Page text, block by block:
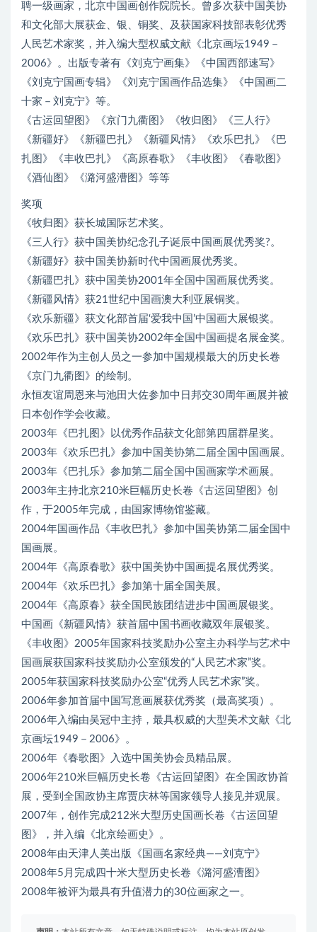
聘一级画家，北京中国画创作院院长。曾多次获中国美协
和文化部大展获金、银、铜奖、及获国家科技部表彰优秀
人民艺术家奖，并入编大型权威文献《北京画坛1949－
2006》。出版专著有《刘克宁画集》《中国西部速写》
《刘克宁国画专辑》《刘克宁国画作品选集》《中国画二
十家－刘克宁》等。
《古运回望图》《京门九衢图》《牧归图》《三人行》
《新疆好》《新疆巴扎》《新疆风情》《欢乐巴扎》《巴
扎图》《丰收巴扎》《高原春歌》《丰收图》《春歌图》
《酒仙图》《潞河盛漕图》等等
奖项
《牧归图》获长城国际艺术奖。
《三人行》获中国美协纪念孔子诞辰中国画展优秀奖?。
《新疆好》获中国美协新时代中国画展优秀奖。
《新疆巴扎》获中国美协2001年全国中国画展优秀奖。
《新疆风情》获21世纪中国画澳大利亚展铜奖。
《欢乐新疆》获文化部首届‘爱我中国’中国画大展银奖。
《欢乐巴扎》获中国美协2002年全国中国画提名展金奖。
2002年作为主创人员之一参加中国规模最大的历史长卷
《京门九衢图》的绘制。
永恒友谊周恩来与池田大佐参加中日邦交30周年画展并被
日本创作学会收藏。
2003年《巴扎图》以优秀作品获文化部第四届群星奖。
2003年《欢乐巴扎》参加中国美协第二届全国中国画展。
2003年《巴扎乐》参加第二届全国中国画家学术画展。
2003年主持北京210米巨幅历史长卷《古运回望图》创
作，于2005年完成，由国家博物馆鉴藏。
2004年国画作品《丰收巴扎》参加中国美协第二届全国中
国画展。
2004年《高原春歌》获中国美协中国画提名展优秀奖。
2004年《欢乐巴扎》参加第十届全国美展。
2004年《高原春》获全国民族团结进步中国画展银奖。
中国画《新疆风情》获首届中国书画收藏双年展银奖。
《丰收图》2005年国家科技奖励办公室主办科学与艺术中
国画展获国家科技奖励办公室颁发的“人民艺术家”奖。
2005年获国家科技奖励办公室“优秀人民艺术家”奖。
2006年参加首届中国写意画展获优秀奖（最高奖项）。
2006年入编由吴冠中主持，最具权威的大型美术文献《北
京画坛1949－2006》。
2006年《春歌图》入选中国美协会员精品展。
2006年210米巨幅历史长卷《古运回望图》在全国政协首
展，受到全国政协主席贾庆林等国家领导人接见并观展。
2007年，创作完成212米大型历史国画长卷《古运回望
图》，并入编《北京绘画史》。
2008年由天津人美出版《国画名家经典——刘克宁》
2008年5月完成四十米大型历史长卷《潞河盛漕图》
2008年被评为最具有升值潜力的30位画家之一。